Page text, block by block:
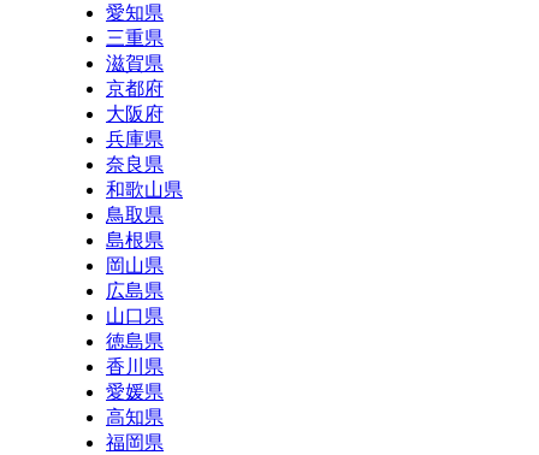
愛知県
三重県
滋賀県
京都府
大阪府
兵庫県
奈良県
和歌山県
鳥取県
島根県
岡山県
広島県
山口県
徳島県
香川県
愛媛県
高知県
福岡県